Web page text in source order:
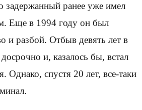
задержанный ранее уже имел
Еще в 1994 году он был
и разбой. Отбыв девять лет в
и, казалось бы, встал
Однако, спустя 20 лет, все-таки